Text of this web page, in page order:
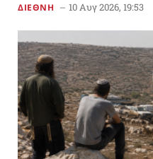
ΔΙΕΘΝΗ 10 Αυγ 2026, 19:53